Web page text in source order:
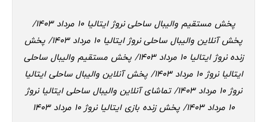
پخش مستقیم والیبال ساحلی نروژ ایتالیا 10 مرداد 1403/
پخش آنلاین والیبال ساحلی نروژ ایتالیا 10 مرداد 1403/ پخش
زنده نروژ ایتالیا 10 مرداد 1403/ پخش مستقیم والیبال ساحلی
ایتالیا نروژ 10 مرداد 1403/ پخش آنلاین والیبال ساحلی ایتالیا
نروژ 10 مرداد 1403/ تماشای آنلاین والیبال ساحلی ایتالیا نروژ
10 مرداد 1403/ پخش زنده بازی ایتالیا نروژ 10 مرداد 1403